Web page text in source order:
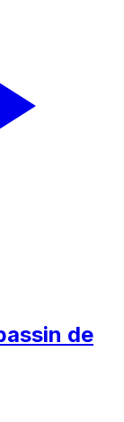
de